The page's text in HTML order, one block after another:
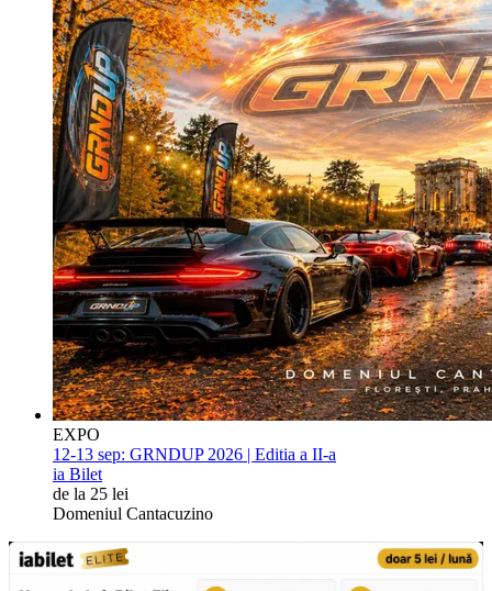
EXPO
12-13 sep: GRNDUP 2026 | Editia a II-a
ia Bilet
de la 25 lei
Domeniul Cantacuzino